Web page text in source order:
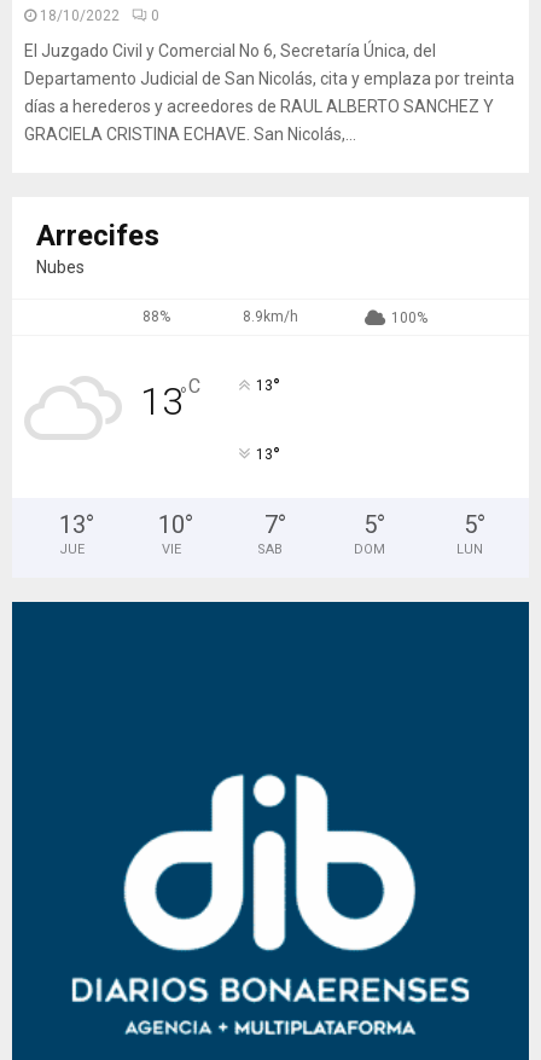
18/10/2022 0
El Juzgado Civil y Comercial No 6, Secretaría Única, del
Departamento Judicial de San Nicolás, cita y emplaza por treinta
días a herederos y acreedores de RAUL ALBERTO SANCHEZ Y
GRACIELA CRISTINA ECHAVE. San Nicolás,...
Arrecifes
Nubes
88% 8.9km/h 100%
13°C 13°
13°
13°
JUE
10°
VIE
7°
SAB
5°
DOM
5°
LUN